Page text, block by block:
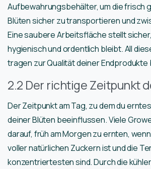
Aufbewahrungsbehälter, um die frisch
Blüten sicher zu transportieren und
Eine saubere Arbeitsfläche stellt
hygienisch und ordentlich bleibt. All
tragen zur Qualität deiner Endprodukte
2.2 Der richtige Zeitpunkt
Der Zeitpunkt am Tag, zu dem du
deiner Blüten beeinflussen. Viele
darauf, früh am Morgen zu ernten,
voller natürlichen Zuckern ist und die
konzentriertesten sind. Durch die